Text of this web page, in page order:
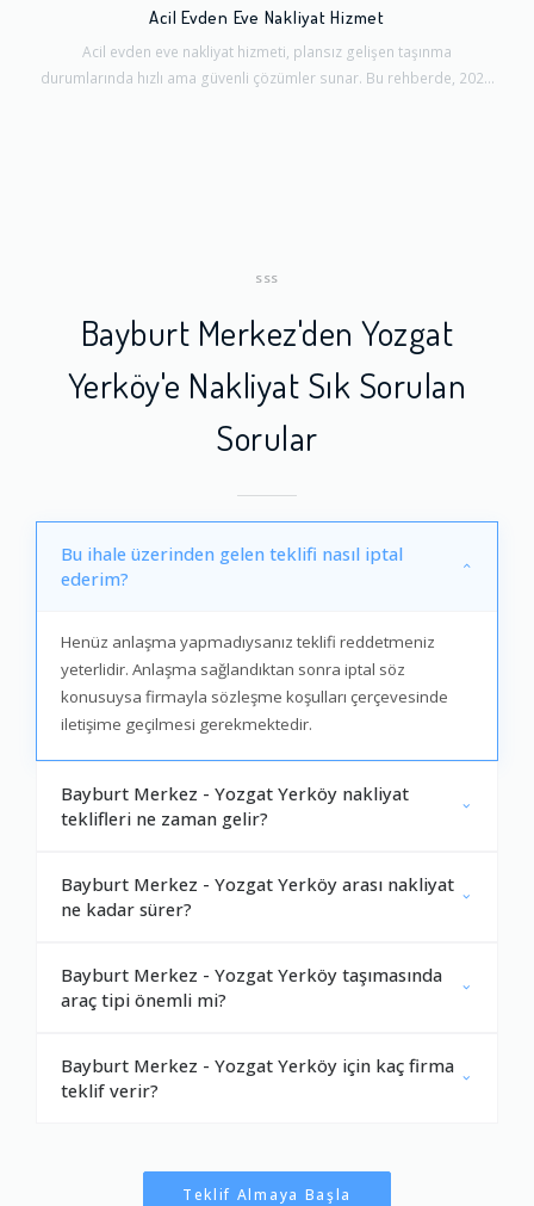
Acil Evden Eve Nakliyat Hizmet
Acil evden eve nakliyat hizmeti, plansız gelişen taşınma
durumlarında hızlı ama güvenli çözümler sunar. Bu rehberde, 202...
SSS
Bayburt Merkez'den Yozgat
Yerköy'e Nakliyat Sık Sorulan
Sorular
Bu ihale üzerinden gelen teklifi nasıl iptal
ederim?
Henüz anlaşma yapmadıysanız teklifi reddetmeniz
yeterlidir. Anlaşma sağlandıktan sonra iptal söz
konusuysa firmayla sözleşme koşulları çerçevesinde
iletişime geçilmesi gerekmektedir.
Bayburt Merkez - Yozgat Yerköy nakliyat
teklifleri ne zaman gelir?
Bayburt Merkez - Yozgat Yerköy arası nakliyat
ne kadar sürer?
Bayburt Merkez - Yozgat Yerköy taşımasında
araç tipi önemli mi?
Bayburt Merkez - Yozgat Yerköy için kaç firma
teklif verir?
Teklif Almaya Başla